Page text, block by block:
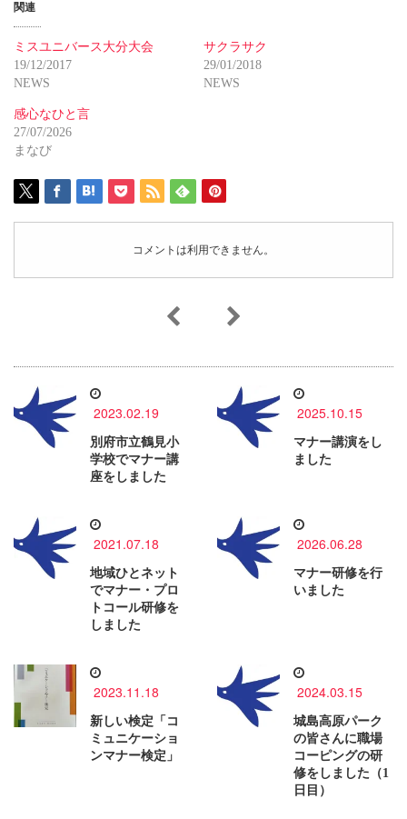
関連
ミスユニバース大分大会
19/12/2017
NEWS
サクラサク
29/01/2018
NEWS
感心なひと言
27/07/2026
まなび
コメントは利用できません。
2023.02.19
別府市立鶴見小
学校でマナー講
座をしました
2025.10.15
マナー講演をし
ました
2021.07.18
地域ひとネット
でマナー・プロ
トコール研修を
しました
2026.06.28
マナー研修を行
いました
2023.11.18
新しい検定「コ
ミュニケーショ
ンマナー検定」
2024.03.15
城島高原パーク
の皆さんに職場
コーピングの研
修をしました（1
日目）